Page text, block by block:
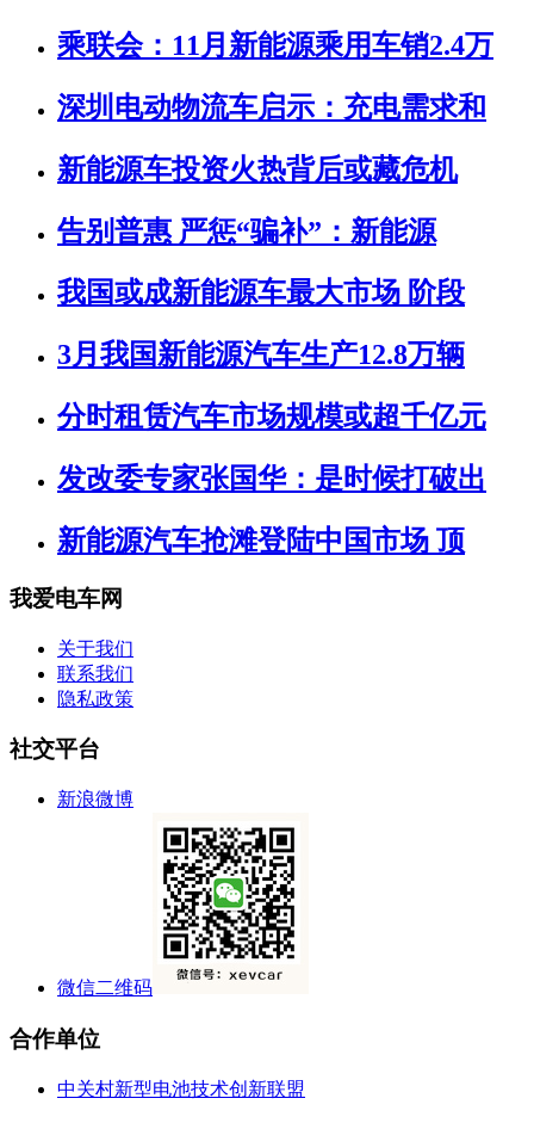
乘联会：11月新能源乘用车销2.4万
深圳电动物流车启示：充电需求和
新能源车投资火热背后或藏危机
告别普惠 严惩“骗补”：新能源
我国或成新能源车最大市场 阶段
3月我国新能源汽车生产12.8万辆
分时租赁汽车市场规模或超千亿元
发改委专家张国华：是时候打破出
新能源汽车抢滩登陆中国市场 顶
我爱电车网
关于我们
联系我们
隐私政策
社交平台
新浪微博
微信二维码
合作单位
中关村新型电池技术创新联盟